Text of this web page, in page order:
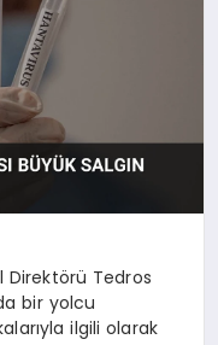
Direktörü Tedros
bir yolcu
ilgili olarak